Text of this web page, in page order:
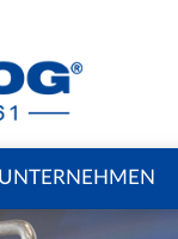
UNTERNEHMEN